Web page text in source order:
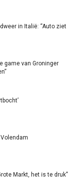
in Italië: “Auto ziet
game van Groninger
Markt, het is te druk”